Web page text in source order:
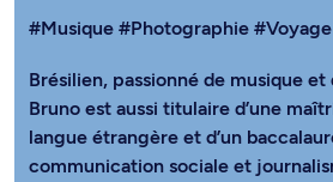
#Musique #Photographie #Voyage
Brésilien, passionné de musique et
Bruno est aussi titulaire d’une
langue étrangère et d’un
communication sociale et